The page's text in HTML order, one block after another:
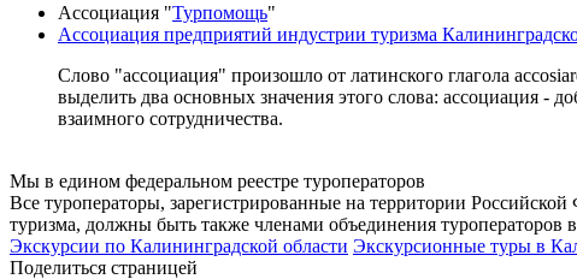
Ассоциация "Турпомощь"
Ассоциация предприятий индустрии туризма
Слово "ассоциация" произошло от латинского глагола
выделить два основных значения этого слова: ассоциация -
взаимного сотрудничества.
Мы в едином федеральном реестре туроператоров
Все туроператоры, зарегистрированные на территории
туризма, должны быть также членами объединения туроператоров
Экскурсии по Калининградской области Экскурсионные туры в
Поделиться страницей